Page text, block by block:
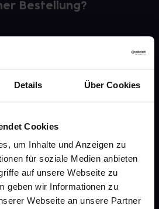
Details Über Cookies
Cookies
um Inhalte und Anzeigen zu
für soziale Medien anbieten
auf unsere Webseite zu
geben wir Informationen zu
Webseite an unsere Partner
Bestellung?